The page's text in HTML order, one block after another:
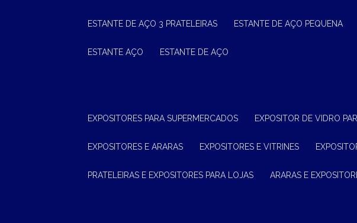
ESTANTE DE AÇO 3 PRATELEIRAS ESTANTE DE AÇO PEQUENA
ESTANTE AÇO ESTANTE DE AÇO
EXPOSITORES PARA SUPERMERCADOS EXPOSITOR DE VIDRO
EXPOSITORES E ARARAS EXPOSITORES E VITRINES
PRATELEIRAS E EXPOSITORES PARA LOJAS ARARAS E